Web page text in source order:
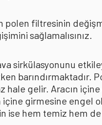
polen filtresinin
sağlamalısınız.
sirkülasyonunu
hale gelir. Aracın
içine girmesine
ise hem temiz hem